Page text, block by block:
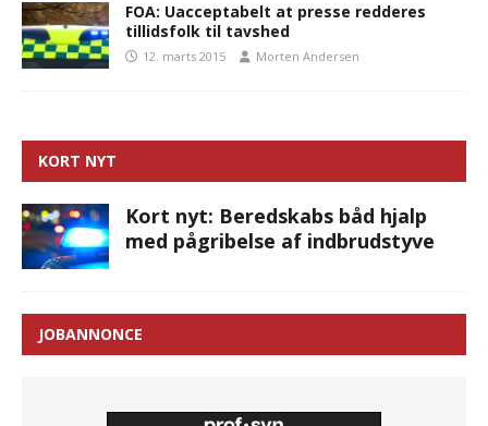
FOA: Uacceptabelt at presse redderes
tillidsfolk til tavshed
12. marts 2015 Morten Andersen
KORT NYT
Kort nyt: Beredskabs båd hjalp
med pågribelse af indbrudstyve
JOBANNONCE